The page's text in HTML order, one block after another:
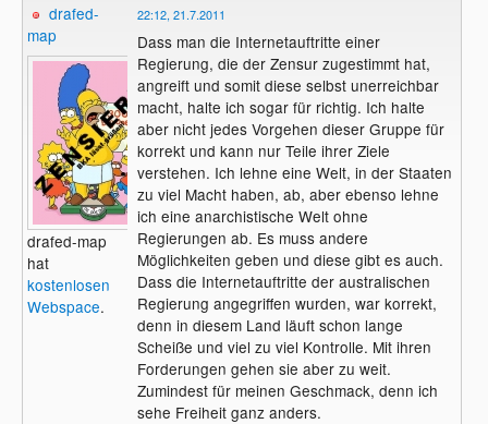
drafed-
map
drafed-map
hat
kostenlosen
Webspace.
22:12, 21.7.2011
Dass man die Internetauftritte einer
Regierung, die der Zensur zugestimmt hat,
angreift und somit diese selbst unerreichbar
macht, halte ich sogar für richtig. Ich halte
aber nicht jedes Vorgehen dieser Gruppe für
korrekt und kann nur Teile ihrer Ziele
verstehen. Ich lehne eine Welt, in der Staaten
zu viel Macht haben, ab, aber ebenso lehne
ich eine anarchistische Welt ohne
Regierungen ab. Es muss andere
Möglichkeiten geben und diese gibt es auch.
Dass die Internetauftritte der australischen
Regierung angegriffen wurden, war korrekt,
denn in diesem Land läuft schon lange
Scheiße und viel zu viel Kontrolle. Mit ihren
Forderungen gehen sie aber zu weit.
Zumindest für meinen Geschmack, denn ich
sehe Freiheit ganz anders.